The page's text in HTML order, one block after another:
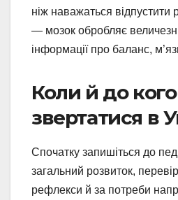
ніж наважаться
— мозок обробляє
інформації про баланс,
Коли й до кого
звертатися в
Спочатку запишіться до
загальний розвиток,
рефлекси й за потреби